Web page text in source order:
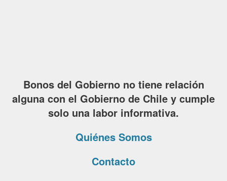
Bonos del Gobierno no tiene relación
alguna con el Gobierno de Chile y cumple
solo una labor informativa.
Quiénes Somos
Contacto